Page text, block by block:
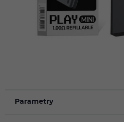
Parametry